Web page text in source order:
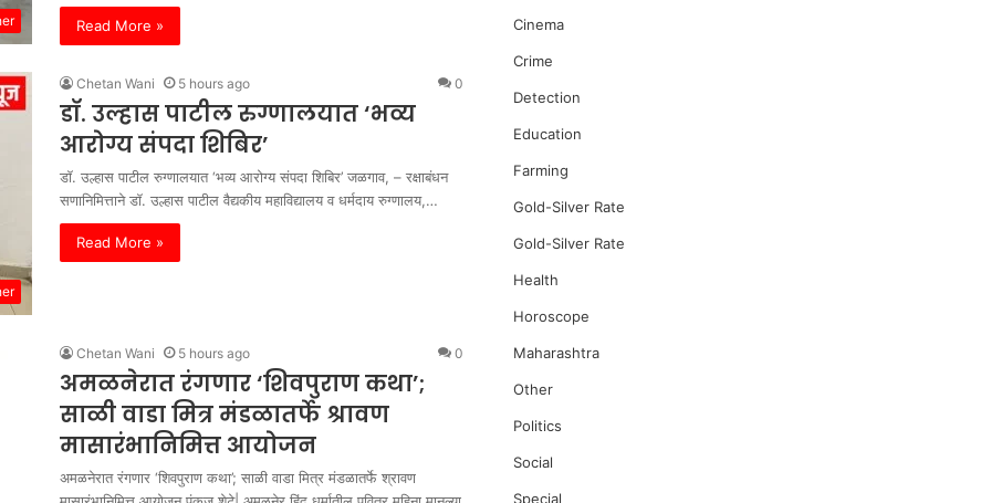
Read More »
Chetan Wani 5 hours ago 0
डॉ. उल्हास पाटील रुग्णालयात ‘भव्य
आरोग्य संपदा शिबिर’
डॉ. उल्हास पाटील रुग्णालयात ‘भव्य आरोग्य संपदा शिबिर’ जळगाव, – रक्षाबंधन
सणानिमित्ताने डॉ. उल्हास पाटील वैद्यकीय महाविद्यालय व धर्मदाय रुग्णालय,…
Read More »
Chetan Wani 5 hours ago 0
अमळनेरात रंगणार ‘शिवपुराण कथा’;
साळी वाडा मित्र मंडळातर्फे श्रावण
मासारंभानिमित्त आयोजन
अमळनेरात रंगणार ‘शिवपुराण कथा’; साळी वाडा मित्र मंडळातर्फे श्रावण
Cinema
Crime
Detection
Education
Farming
Gold-Silver Rate
Gold-Silver Rate
Health
Horoscope
Maharashtra
Other
Politics
Social
Special